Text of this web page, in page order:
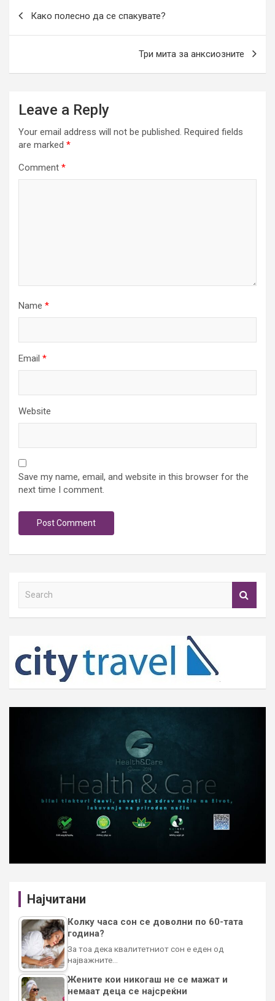
Како полесно да се спакувате?
Три мита за анксиозните
Leave a Reply
Your email address will not be published. Required fields
are marked *
Comment *
Name *
Email *
Website
Save my name, email, and website in this browser for the
next time I comment.
h
Најчитани
Колку часа сон се доволни по 60-тата
година?
За тоа дека квалитетниот сон е еден од
најважните…
Жените кои никогаш не се мажат и
немаат деца се најсреќни